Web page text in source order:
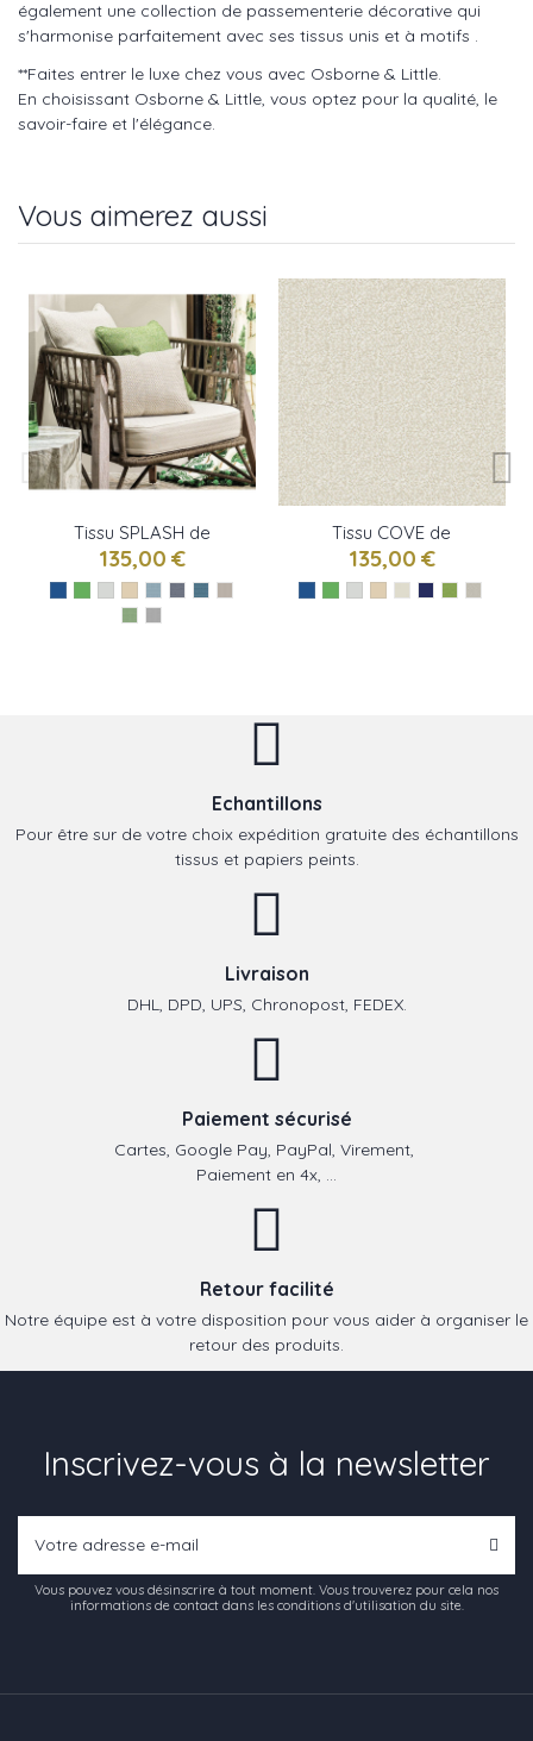
également une collection de passementerie décorative qui
s'harmonise parfaitement avec ses tissus unis et à motifs .
**Faites entrer le luxe chez vous avec Osborne & Little.
En choisissant Osborne & Little, vous optez pour la qualité, le
savoir-faire et l'élégance.
Vous aimerez aussi
Tissu SPLASH de
Osborne & little
135,00 €
Tissu COVE de
Osborne & little
135,00 €
Echantillons
Pour être sur de votre choix expédition gratuite des échantillons
tissus et papiers peints.
Livraison
DHL, DPD, UPS, Chronopost, FEDEX.
Paiement sécurisé
Cartes, Google Pay, PayPal, Virement,
Paiement en 4x, ...
Retour facilité
Notre équipe est à votre disposition pour vous aider à organiser le
retour des produits.
Inscrivez-vous à la newsletter
Vous pouvez vous désinscrire à tout moment. Vous trouverez pour cela nos
informations de contact dans les conditions d'utilisation du site.